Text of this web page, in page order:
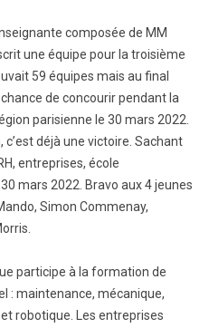
composée de MM
une équipe pour la troisième
59 équipes mais au final
de concourir pendant la
parisienne le 30 mars 2022.
déjà une victoire. Sachant
entreprises, école
mars 2022. Bravo aux 4 jeunes
Simon Commenay,
participe à la formation de
: maintenance, mécanique,
robotique. Les entreprises